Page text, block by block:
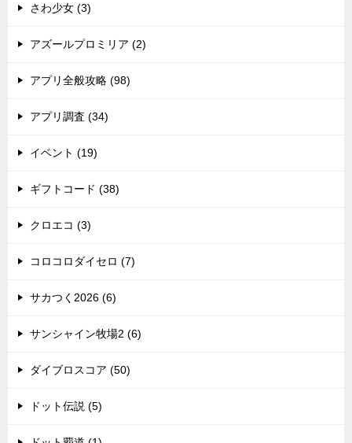
さわ少女 (3)
アズールプロミリア (2)
アプリ全般攻略 (98)
アプリ調査 (34)
イベント (19)
ギフトコード (38)
クロエコ (3)
コロコロダイセロ (7)
サカつく2026 (6)
サンシャイン牧場2 (6)
ダイブロスコア (50)
ドット伝説 (5)